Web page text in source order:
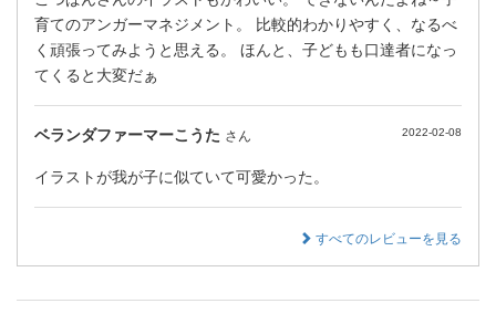
育てのアンガーマネジメント。 比較的わかりやすく、なるべ
く頑張ってみようと思える。 ほんと、子どもも口達者になっ
てくると大変だぁ
ベランダファーマーこうた さん 2022-02-08
イラストが我が子に似ていて可愛かった。
すべてのレビューを見る